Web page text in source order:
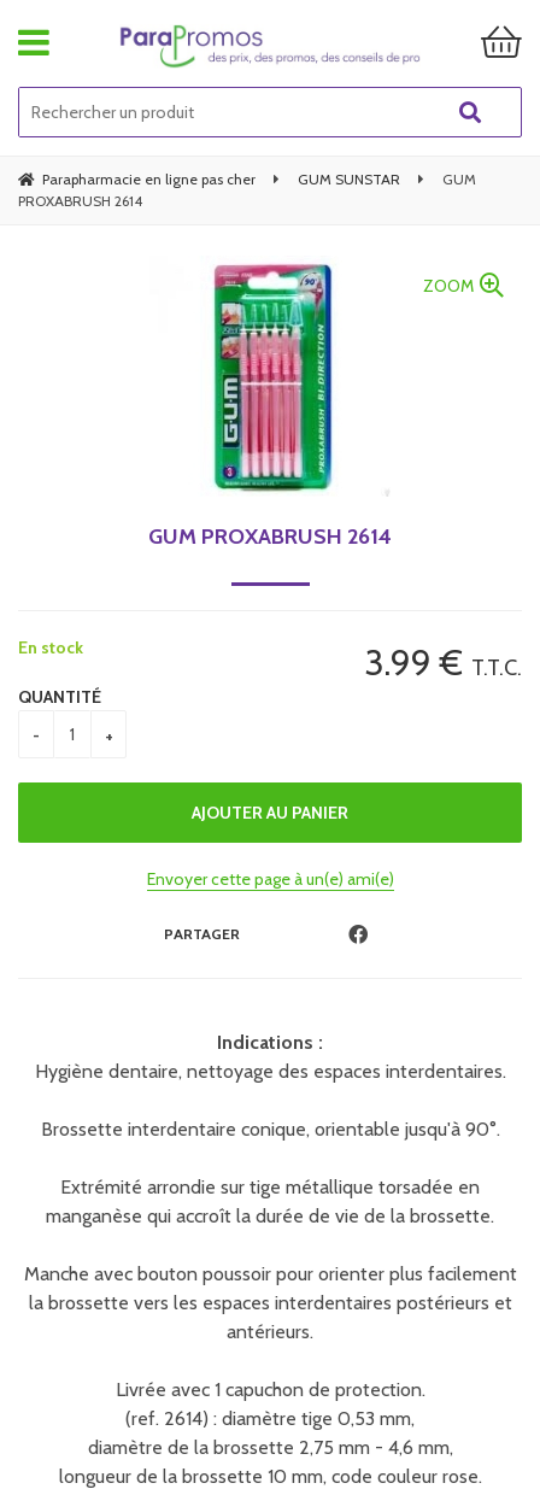
Parapharmacie en ligne pas cher GUM SUNSTAR
GUM
PROXABRUSH 2614
ZOOM
GUM PROXABRUSH 2614
3.99 € T.T.C.
En stock
QUANTITÉ
Envoyer cette page à un(e) ami(e)
PARTAGER
Indications :
Hygiène dentaire, nettoyage des espaces interdentaires.
Brossette interdentaire conique, orientable jusqu'à 90°.
Extrémité arrondie sur tige métallique torsadée en
manganèse qui accroît la durée de vie de la brossette.
Manche avec bouton poussoir pour orienter plus facilement
la brossette vers les espaces interdentaires postérieurs et
antérieurs.
Livrée avec 1 capuchon de protection.
(ref. 2614) : diamètre tige 0,53 mm,
diamètre de la brossette 2,75 mm - 4,6 mm,
longueur de la brossette 10 mm, code couleur rose.